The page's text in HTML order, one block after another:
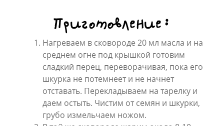
Приготовление:
Нагреваем в сковороде 20 мл масла и на
среднем огне под крышкой готовим
сладкий перец, переворачивая, пока его
шкурка не потемнеет и не начнет
отставать. Перекладываем на тарелку и
даем остыть. Чистим от семян и шкурки,
грубо измельчаем ножом.